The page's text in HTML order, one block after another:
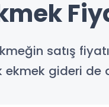
satış
ekmek gideri de